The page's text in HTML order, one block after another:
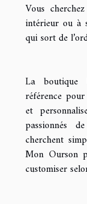
Vous
intérieur ou à
qui sort de
La boutique
référence
et
passionnés
cherchent
Mon Ourson
customiser